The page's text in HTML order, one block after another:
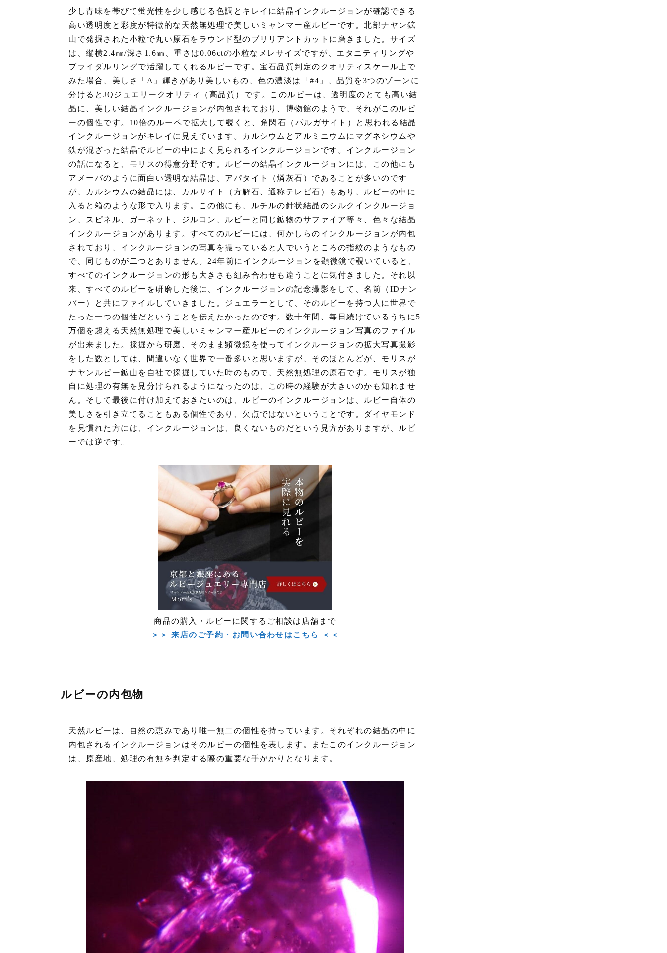
少し青味を帯びて蛍光性を少し感じる色調とキレイに結晶インクルージョンが確認できる
高い透明度と彩度が特徴的な天然無処理で美しいミャンマー産ルビーです。北部ナヤン鉱
山で発掘された小粒で丸い原石をラウンド型のブリリアントカットに磨きました。サイズ
は、縦横2.4㎜/深さ1.6㎜、重さは0.06ctの小粒なメレサイズですが、エタニティリングや
ブライダルリングで活躍してくれるルビーです。宝石品質判定のクオリティスケール上で
みた場合、美しさ「A」輝きがあり美しいもの、色の濃淡は「#4」、品質を3つのゾーンに
分けるとJQジュエリークオリティ（高品質）です。このルビーは、透明度のとても高い結
晶に、美しい結晶インクルージョンが内包されており、博物館のようで、それがこのルビ
ーの個性です。10倍のルーペで拡大して覗くと、角閃石（パルガサイト）と思われる結晶
インクルージョンがキレイに見えています。カルシウムとアルミニウムにマグネシウムや
鉄が混ざった結晶でルビーの中によく見られるインクルージョンです。インクルージョン
の話になると、モリスの得意分野です。ルビーの結晶インクルージョンには、この他にも
アメーバのように面白い透明な結晶は、アパタイト（燐灰石）であることが多いのです
が、カルシウムの結晶には、カルサイト（方解石、通称テレビ石）もあり、ルビーの中に
入ると箱のような形で入ります。この他にも、ルチルの針状結晶のシルクインクルージョ
ン、スピネル、ガーネット、ジルコン、ルビーと同じ鉱物のサファイア等々、色々な結晶
インクルージョンがあります。すべてのルビーには、何かしらのインクルージョンが内包
されており、インクルージョンの写真を撮っていると人でいうところの指紋のようなもの
で、同じものが二つとありません。24年前にインクルージョンを顕微鏡で覗いていると、
すべてのインクルージョンの形も大きさも組み合わせも違うことに気付きました。それ以
来、すべてのルビーを研磨した後に、インクルージョンの記念撮影をして、名前（IDナン
バー）と共にファイルしていきました。ジュエラーとして、そのルビーを持つ人に世界で
たった一つの個性だということを伝えたかったのです。数十年間、毎日続けているうちに5
万個を超える天然無処理で美しいミャンマー産ルビーのインクルージョン写真のファイル
が出来ました。採掘から研磨、そのまま顕微鏡を使ってインクルージョンの拡大写真撮影
をした数としては、間違いなく世界で一番多いと思いますが、そのほとんどが、モリスが
ナヤンルビー鉱山を自社で採掘していた時のもので、天然無処理の原石です。モリスが独
自に処理の有無を見分けられるようになったのは、この時の経験が大きいのかも知れませ
ん。そして最後に付け加えておきたいのは、ルビーのインクルージョンは、ルビー自体の
美しさを引き立てることもある個性であり、欠点ではないということです。ダイヤモンド
を見慣れた方には、インクルージョンは、良くないものだという見方がありますが、ルビ
ーでは逆です。
商品の購入・ルビーに関するご相談は店舗まで
＞＞ 来店のご予約・お問い合わせはこちら ＜＜
ルビーの内包物
天然ルビーは、自然の恵みであり唯一無二の個性を持っています。それぞれの結晶の中に
内包されるインクルージョンはそのルビーの個性を表します。またこのインクルージョン
は、原産地、処理の有無を判定する際の重要な手がかりとなります。